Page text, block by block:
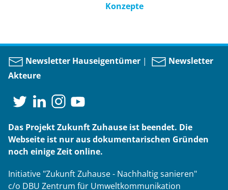
Konzepte
Newsletter Hauseigentümer |
Newsletter
Akteure
Das Projekt Zukunft Zuhause ist beendet. Die
Webseite ist nur aus dokumentarischen Gründen
noch einige Zeit online.
Initiative "Zukunft Zuhause - Nachhaltig sanieren"
c/o DBU Zentrum für Umweltkommunikation